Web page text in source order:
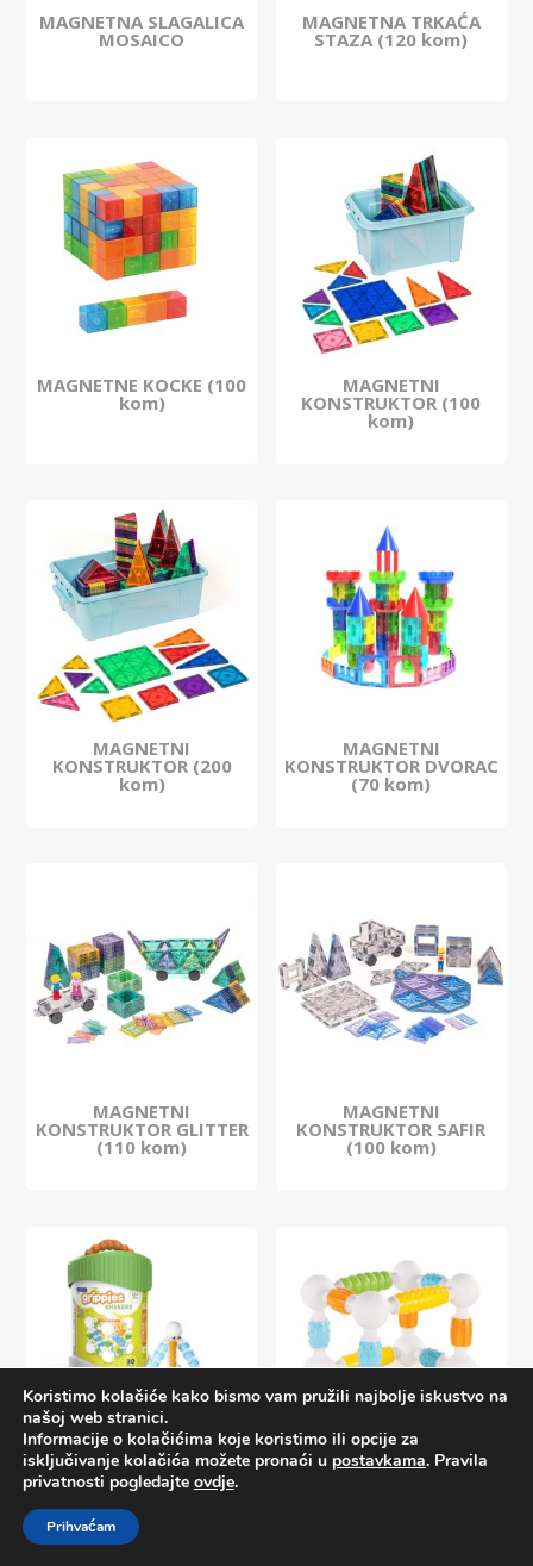
MAGNETNA SLAGALICA
MOSAICO
MAGNETNA TRKAĆA
STAZA (120 kom)
MAGNETNE KOCKE (100
kom)
MAGNETNI
KONSTRUKTOR (100
kom)
MAGNETNI
KONSTRUKTOR (200
kom)
MAGNETNI
KONSTRUKTOR DVORAC
(70 kom)
MAGNETNI
KONSTRUKTOR GLITTER
(110 kom)
MAGNETNI
KONSTRUKTOR SAFIR
(100 kom)
MAGNETNI
KONSTRUKTOR
ŠUŠKALICE (30 kom)
MAGNETNI
Koristimo kolačiće kako bismo vam pružili najbolje iskustvo na
našoj web stranici.
Informacije o kolačićima koje koristimo ili opcije za
isključivanje kolačića možete pronaći u postavkama. Pravila
privatnosti pogledajte ovdje.
Prihvaćam